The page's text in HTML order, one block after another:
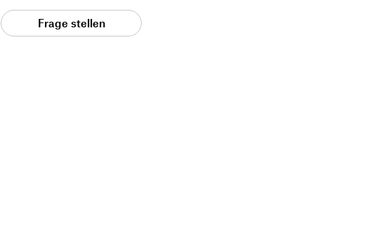
Frage stellen